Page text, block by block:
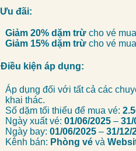
Ưu đãi:
Giảm 20% dặm trừ cho vé
Giảm 15% dặm trừ cho vé
Điều kiện áp dụng:
Áp dụng đối với tất cả các
khai thác.
Số dặm tối thiểu để mua vé:
Ngày xuất vé: 01/06/2025 – 31/
Ngày bay: 01/06/2025 – 31/12/
Kênh bán: Phòng vé và